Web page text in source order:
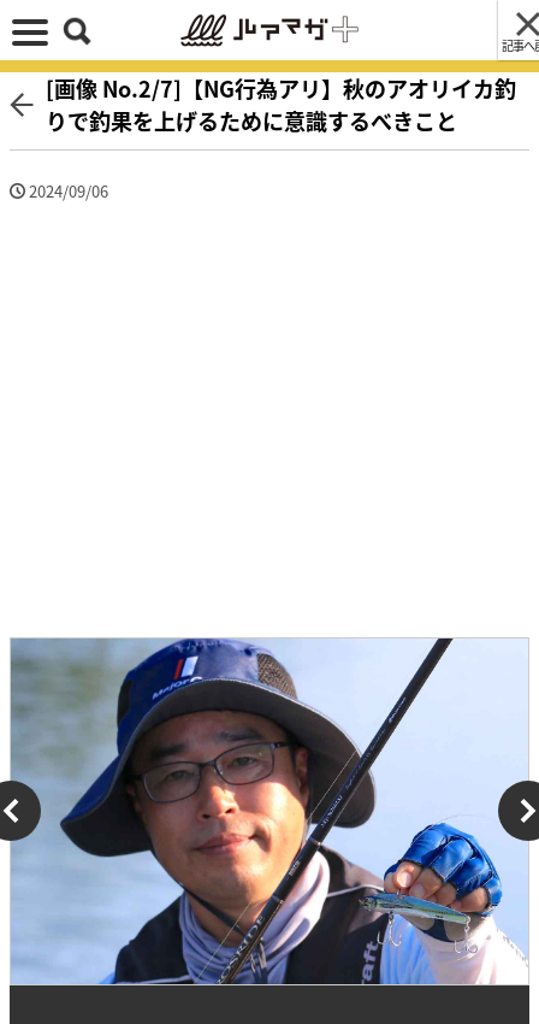
記事へ
[画像 No.2/7]【NG行為アリ】秋のアオリイカ釣
りで釣果を上げるために意識するべきこと
2024/09/06